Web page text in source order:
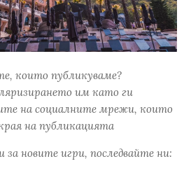
които публикуваме?
им като ги
на социалните мрежи, които
на публикацията
за новите игри, последвайте ни: